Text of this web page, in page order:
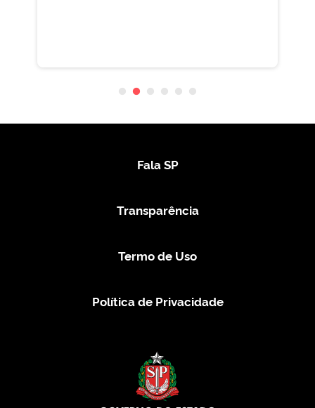
Fala SP
Transparência
Termo de Uso
Política de Privacidade